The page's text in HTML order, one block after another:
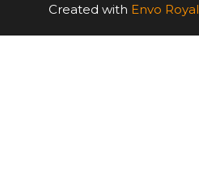
Created with Envo Royal